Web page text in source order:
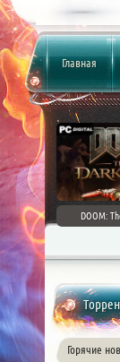
Главная
DOOM:
Горячие